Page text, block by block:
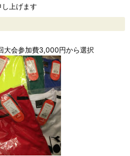
上げます
大会参加費3,000円から選択